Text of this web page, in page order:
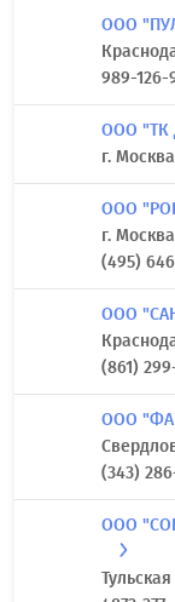
ООО
989-126-
ООО "ТК
г. Москва
ООО
г. Москва
(495)
ООО
(861)
ООО
(343)
ООО